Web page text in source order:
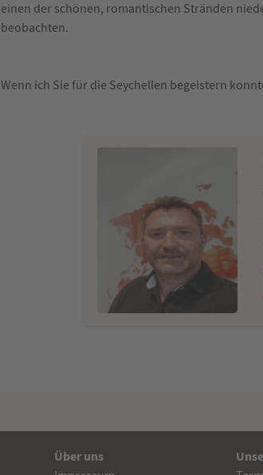
einen der schönen, romantischen Stränden
beobachten.
Wenn ich Sie für die Seychellen begeistern
Über uns